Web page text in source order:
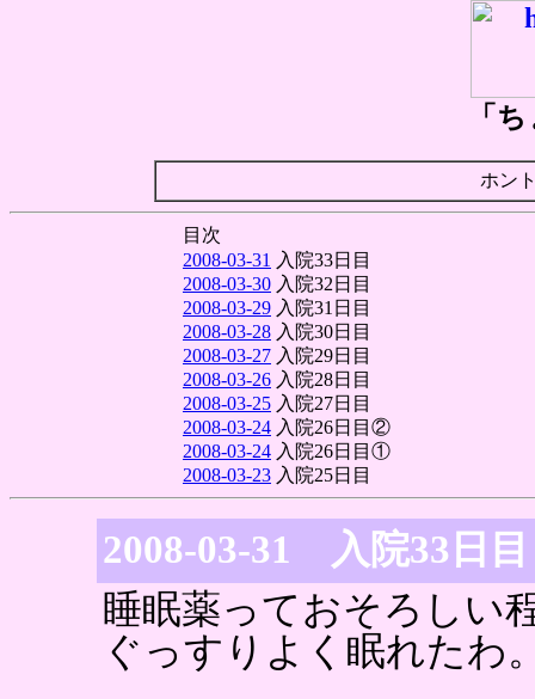
「
ホン
目次
2008-03-31 入院33日目
2008-03-30 入院32日目
2008-03-29 入院31日目
2008-03-28 入院30日目
2008-03-27 入院29日目
2008-03-26 入院28日目
2008-03-25 入院27日目
2008-03-24 入院26日目②
2008-03-24 入院26日目①
2008-03-23 入院25日目
2008-03-31 入院33日目
睡眠薬っておそろしい
ぐっすりよく眠れたわ